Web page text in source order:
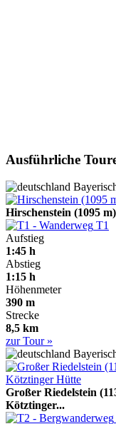
Ausführliche
Hirschenstein (1095
T1
Aufstieg
1:45 h
Abstieg
1:15 h
Höhenmeter
390 m
Strecke
8,5 km
zur Tour »
Großer Riedelstein
Kötztinger...